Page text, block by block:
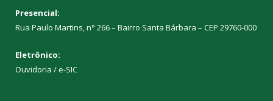
Presencial:
Rua Paulo Martins, n° 266 – Bairro Santa Bárbara – CEP 29760-000
Eletrônico:
Ouvidoria /e-SIC